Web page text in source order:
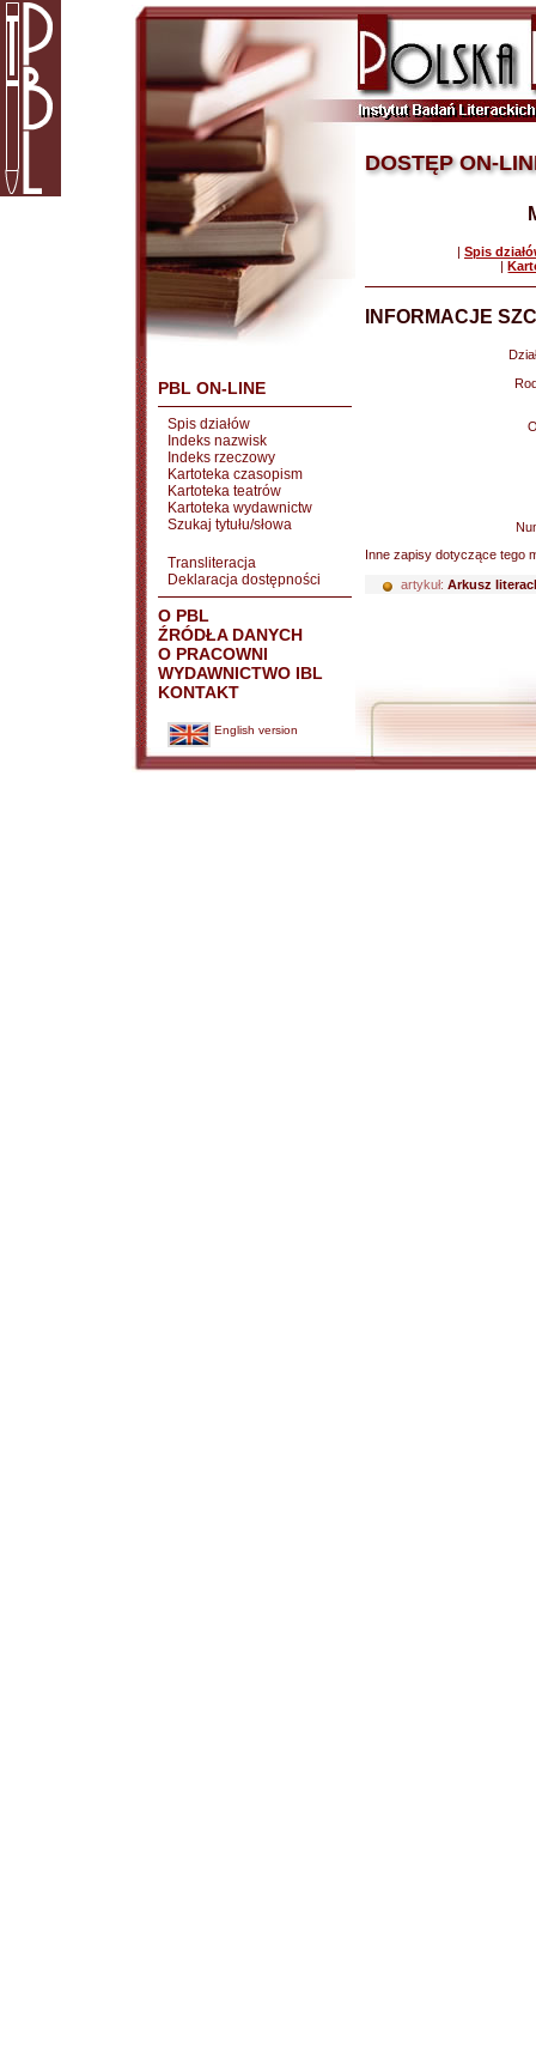
PBL ON-LINE
Spis działów
Indeks nazwisk
Indeks rzeczowy
Kartoteka czasopism
Kartoteka teatrów
Kartoteka wydawnictw
Szukaj tytułu/słowa
Transliteracja
Deklaracja dostępności
O PBL
ŹRÓDŁA DANYCH
O PRACOWNI
WYDAWNICTWO IBL
KONTAKT
English version
DOSTĘP ON-
| Spis
|
INFORMACJE
Inne zapisy dotyczące tego
artykuł: Arkusz